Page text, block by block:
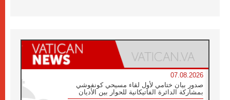
07.08.2026
صدور بيان ختامي لأول لقاء مسيحي كونفوشي
بمشاركة الدائرة الفاتيكانية للحوار بين الأديان